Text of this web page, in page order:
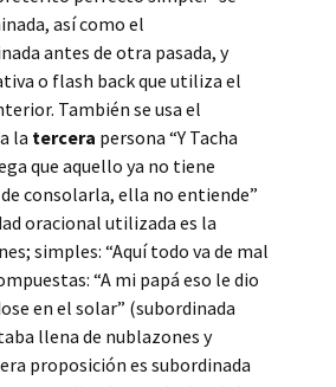
así como el
antes de otra pasada, y
o flash back que utiliza el
También se usa el
la tercera persona “Y Tacha
que aquello ya no tiene
consolarla, ella no entiende”
oracional utilizada es la
simples: “Aquí todo va de mal
“A mi papá eso le dio
en el solar” (subordinada
llena de nublazones y
proposición es subordinada